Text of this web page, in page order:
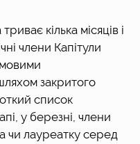
кілька місяців і
члени Капітули
закритого
список
у березні, члени
чи лауреатку серед